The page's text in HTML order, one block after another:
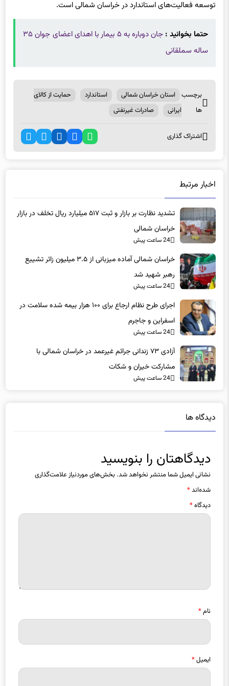
توسعه فعالیت‌های استاندارد در خراسان شمالی است.
حتما بخوانید :
جان دوباره به ۵ بیمار با اهدای اعضای جوان ۳۵
ساله سملقانی
برچسب
ها
استان خراسان شمالی استاندارد
حمایت از کالای
ایرانی
صادرات غیرنفتی
اشتراک گذاری
اخبار مرتبط
تشدید نظارت بر بازار و ثبت ۵۱۷ میلیارد ریال تخلف در بازار
خراسان شمالی
24 ساعت پیش
خراسان شمالی آماده میزبانی از ۳.۵ میلیون زائر تشییع
رهبر شهید شد
24 ساعت پیش
اجرای طرح نظام ارجاع برای ۱۰۰ هزار بیمه شده سلامت در
اسفراین و جاجرم
24 ساعت پیش
آزادی ۷۳ زندانی جرائم غیرعمد در خراسان شمالی با
مشارکت خیران و شکات
24 ساعت پیش
دیدگاه ها
دیدگاهتان را بنویسید
نشانی ایمیل شما منتشر نخواهد شد. بخش‌های موردنیاز علامت‌گذاری
شده‌اند*
دیدگاه*
نام*
ایمیل*